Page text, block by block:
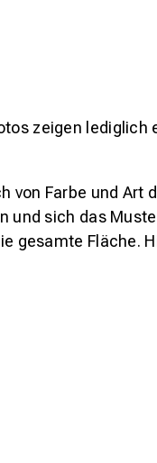
zeigen lediglich
Farbe und
sich das
Fläche.